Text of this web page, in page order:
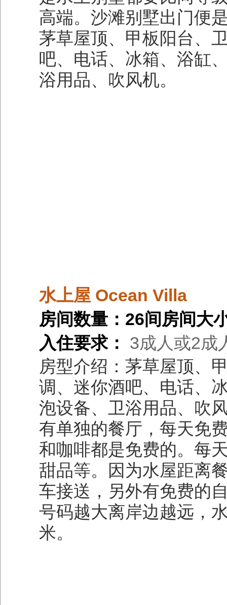
高端。沙滩别墅出门便
茅草屋顶、甲板阳台、
吧、电话、冰箱、浴缸
浴用品、吹风机。
水上屋 Ocean Villa
房间数量：26间 房间大
入住要求：
3成人或2成
房型介绍：茅草屋顶、
调、迷你酒吧、电话、
泡设备、卫浴用品、吹
有单独的餐厅，每天免
和咖啡都是免费的。每
甜品等。因为水屋距离
车接送，另外有免费的
号码越大离岸边越远，
米。